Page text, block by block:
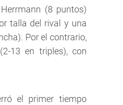
(8 puntos)
talla del rival y una
Por el contrario,
13 en triples), con
el primer tiempo